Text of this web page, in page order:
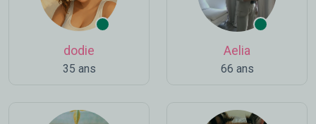
dodie
35 ans
Aelia
66 ans